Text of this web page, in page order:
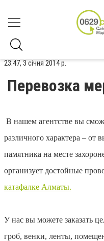
23:47, 3 січня 2014 р.
Перевозка
В нашем агентстве вы
различного характера – от
памятника на месте
организует достойные
катафалке Алматы.
У нас вы можете заказать
гроб, венки, ленты,